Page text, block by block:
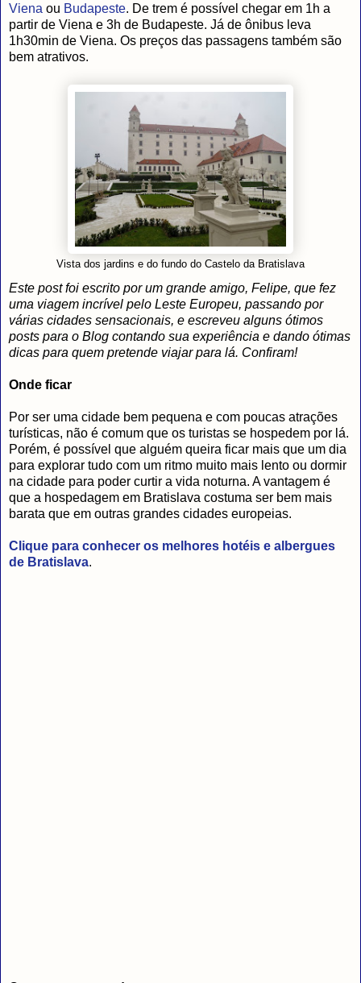
Viena ou Budapeste. De trem é possível chegar em 1h a
partir de Viena e 3h de Budapeste. Já de ônibus leva
1h30min de Viena. Os preços das passagens também são
bem atrativos.
Vista dos jardins e do fundo do Castelo da Bratislava
Este post foi escrito por um grande amigo, Felipe, que fez
uma viagem incrível pelo Leste Europeu, passando por
várias cidades sensacionais, e escreveu alguns ótimos
posts para o Blog contando sua experiência e dando ótimas
dicas para quem pretende viajar para lá. Confiram!
Onde ficar
Por ser uma cidade bem pequena e com poucas atrações
turísticas, não é comum que os turistas se hospedem por lá.
Porém, é possível que alguém queira ficar mais que um dia
para explorar tudo com um ritmo muito mais lento ou dormir
na cidade para poder curtir a vida noturna. A vantagem é
que a hospedagem em Bratislava costuma ser bem mais
barata que em outras grandes cidades europeias.
Clique para conhecer os melhores hotéis e albergues
de Bratislava.